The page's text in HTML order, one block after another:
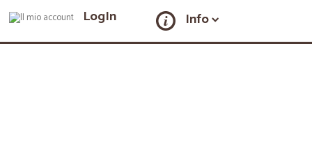
LogIn Info